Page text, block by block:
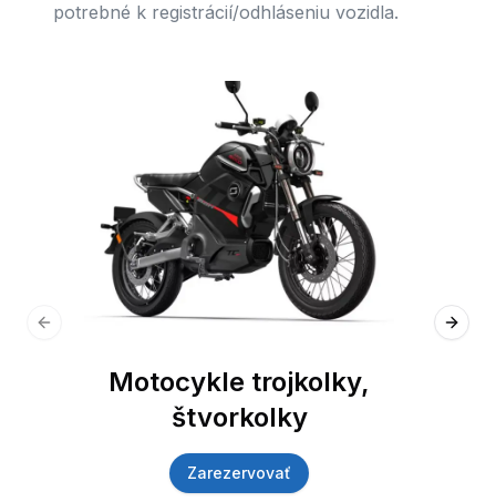
potrebné k registrácií/odhláseniu vozidla.
Motocykle trojkolky,
štvorkolky
Zarezervovať
Previous slide Next